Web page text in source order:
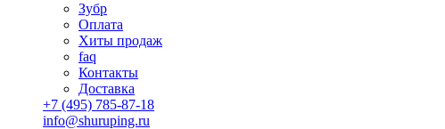
Зубр
Оплата
Хиты продаж
faq
Контакты
Доставка
+7 (495) 785-87-18
info@shuruping.ru